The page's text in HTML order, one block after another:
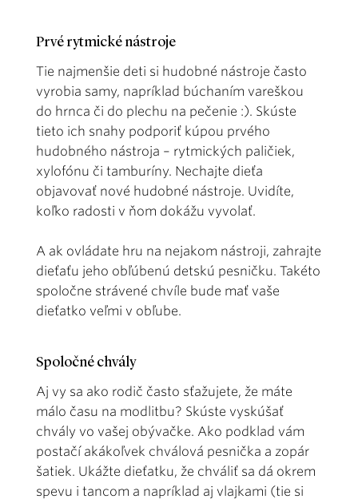
Prvé rytmické nástroje
Tie najmenšie deti si hudobné nástroje často
vyrobia samy, napríklad búchaním vareškou
do hrnca či do plechu na pečenie :). Skúste
tieto ich snahy podporiť kúpou prvého
hudobného nástroja – rytmických paličiek,
xylofónu či tamburíny. Nechajte dieťa
objavovať nové hudobné nástroje. Uvidíte,
koľko radosti v ňom dokážu vyvolať.
A ak ovládate hru na nejakom nástroji, zahrajte
dieťaťu jeho obľúbenú detskú pesničku. Takéto
spoločne strávené chvíle bude mať vaše
dieťatko veľmi v obľube.
Spoločné chvály
Aj vy sa ako rodič často sťažujete, že máte
málo času na modlitbu? Skúste vyskúšať
chvály vo vašej obývačke. Ako podklad vám
postačí akákoľvek chválová pesnička a zopár
šatiek. Ukážte dieťatku, že chváliť sa dá okrem
spevu i tancom a napríklad aj vlajkami (tie si